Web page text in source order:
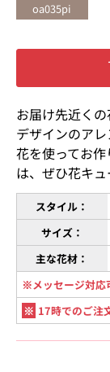
oa035pi
お届け先近く
デザインのア
花を使ってお
は、ぜひ花キ
スタイル：
サイズ：
主な花材：
※メッセージ対応
※ 17時でのご注